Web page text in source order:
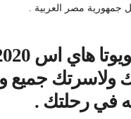
جمهورية مصر العربية .
ولاسرتك جميع
في رحلتك .